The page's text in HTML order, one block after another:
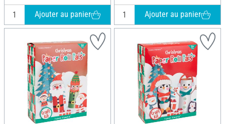
Ajouter au panier Ajouter au panier